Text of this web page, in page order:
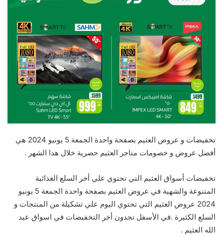
تخفيضات و عروض العثيم بصفحة واحدة الجمعة 5 يونيو 2024 هي
أفضل عروض و خصومات متاجر العثيم حصرية خلال هدا الشهر .
تخفيضات أسواق العثيم التي تحتوي علي أخر السلع الغذائية
المتنوعة والشهية في عروض العثيم بصفحة واحدة الجمعة 5 يونيو
2024 عروض العثيم التي تحتوي اليوم علي تشكيلة من المنتجات و
السلع الكثيرة .في الأسفل تجدون أخر التخفيضات في اسواق عبد
الله العثيم .